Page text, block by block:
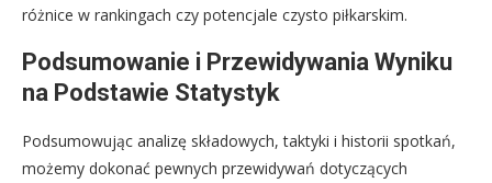
różnice w rankingach czy potencjale czysto piłkarskim.
Podsumowanie i Przewidywania Wyniku
na Podstawie Statystyk
Podsumowując analizę składowych, taktyki i historii spotkań,
możemy dokonać pewnych przewidywań dotyczących